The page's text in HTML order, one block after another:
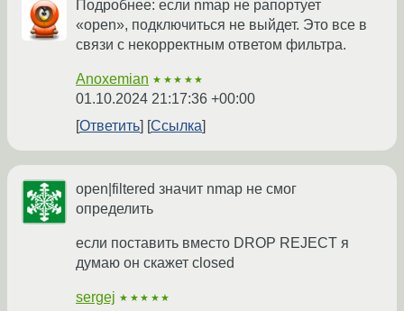
Подробнее: если nmap не рапортует
«open», подключиться не выйдет. Это все в
связи с некорректным ответом фильтра.
Anoxemian ★★★★★
01.10.2024 21:17:36 +00:00
Ответить
Ссылка
open|filtered значит nmap не смог
определить
если поставить вместо DROP REJECT я
думаю он скажет closed
sergej ★★★★★